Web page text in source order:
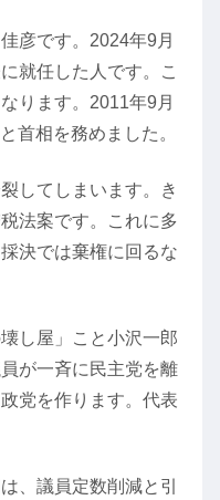
彦です。2024年9月
就任した人です。こ
ります。2011年9月
首相を務めました。
してしまいます。き
法案です。これに多
決では棄権に回るな
し屋」こと小沢一郎
が一斉に民主党を離
党を作ります。代表
、議員定数削減と引